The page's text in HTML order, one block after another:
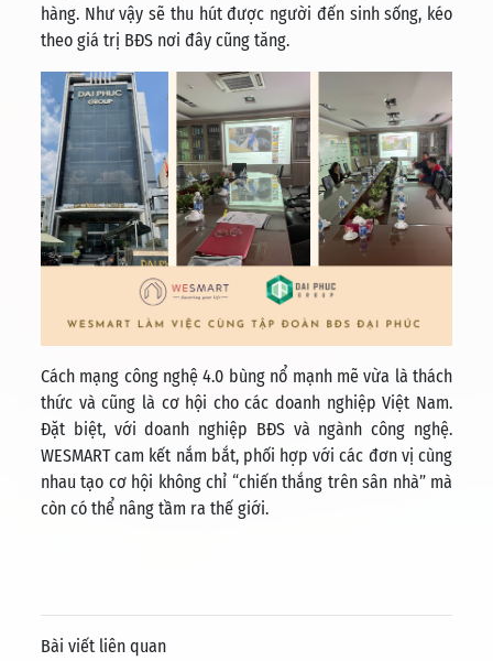
hàng. Như vậy sẽ thu hút được người đến sinh sống, kéo
theo giá trị BĐS nơi đây cũng tăng.
Cách mạng công nghệ 4.0 bùng nổ mạnh mẽ vừa là thách
thức và cũng là cơ hội cho các doanh nghiệp Việt Nam.
Đặt biệt, với doanh nghiệp BĐS và ngành công nghệ.
WESMART cam kết nắm bắt, phối hợp với các đơn vị cùng
nhau tạo cơ hội không chỉ “chiến thắng trên sân nhà” mà
còn có thể nâng tầm ra thế giới.
Bài viết liên quan